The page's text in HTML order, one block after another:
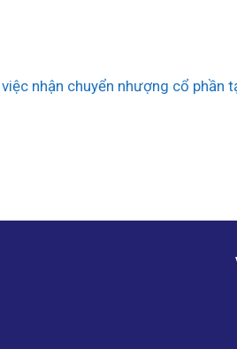
nhận chuyển nhượng cổ phần